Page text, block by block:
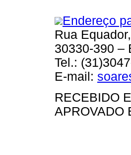
Endereço
Rua
30330-390 –
Tel.:
E-mail:
RECEBIDO
APROVADO